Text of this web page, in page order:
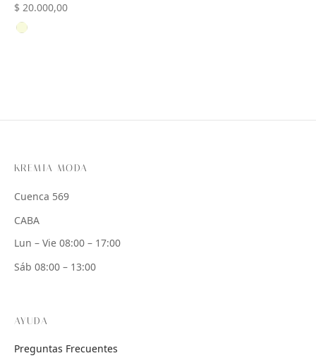
$ 20.000,00
KREMIA MODA
Cuenca 569
CABA
Lun – Vie 08:00 – 17:00
Sáb 08:00 – 13:00
AYUDA
Preguntas Frecuentes